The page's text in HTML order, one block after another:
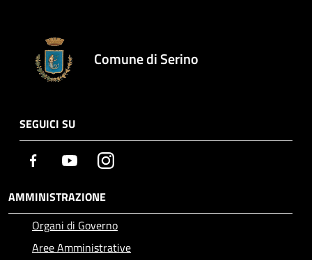
Comune di Serino
SEGUICI SU
Facebook YoutubeInstagram
AMMINISTRAZIONE
Organi di Governo
Aree Amministrative